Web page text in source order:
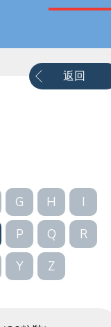
返回
G H
I
P Q
R
Y Z